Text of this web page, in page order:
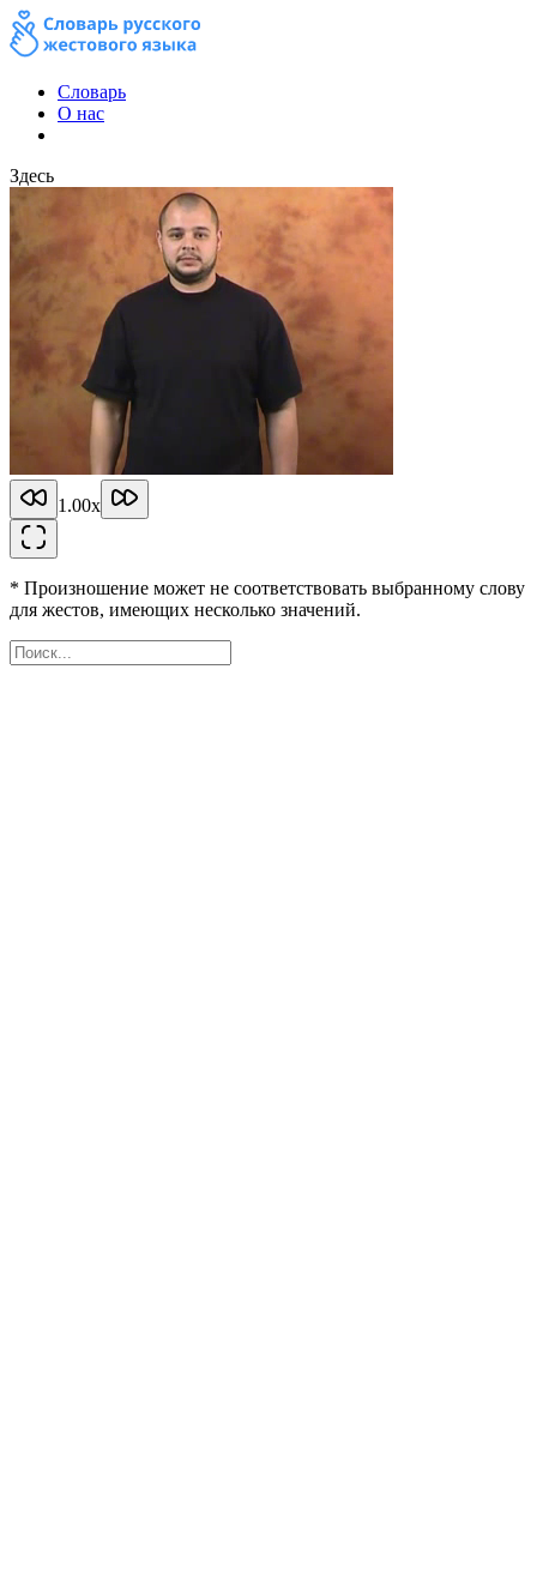
Словарь
О нас
Здесь
1.00x
* Произношение может не соответствовать выбранному слову
для жестов, имеющих несколько значений.